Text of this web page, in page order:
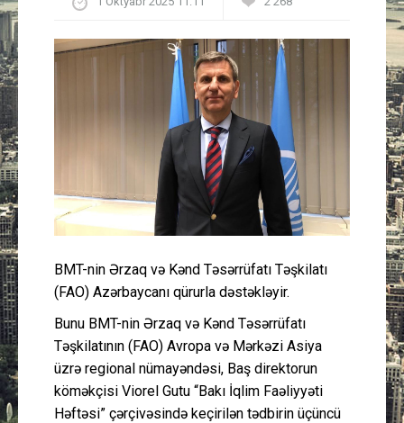
Güney Azərbaycan
Mədəniyyət
Müsahibə
Layihə
Gündəm
Cəmiyyət
Peşə etikası
Əlaqə
BMT-nin Ərzaq və Kənd Təsərrüfatı Təşkilatı
(FAO) Azərbaycanı qürurla dəstəkləyir.
Bunu BMT-nin Ərzaq və Kənd Təsərrüfatı
Təşkilatının (FAO) Avropa və Mərkəzi Asiya
üzrə regional nümayəndəsi, Baş direktorun
köməkçisi Viorel Gutu “Bakı İqlim Faəliyyəti
Həftəsi” çərçivəsində keçirilən tədbirin üçüncü